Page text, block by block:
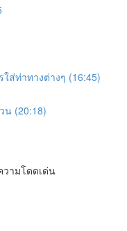
ใส่ท่าทางต่างๆ (16:45)
น (20:18)
วามโดดเด่น